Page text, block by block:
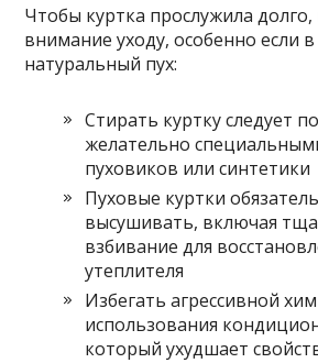
Чтобы куртка прослужила
внимание уходу, особенно если
натуральный пух:
Стирать куртку следует
желательно
пуховиков или синтетики
Пуховые куртки
высушивать, включая
взбивание для
утеплителя
Избегать агрессивной
использования
который ухудшает